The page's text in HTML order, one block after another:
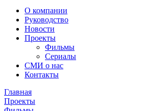
О компании
Руководство
Новости
Проекты
Фильмы
Сериалы
СМИ о нас
Контакты
Главная
Проекты